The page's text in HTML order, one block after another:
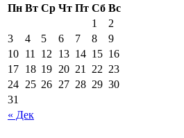
Пн Вт Ср Чт Пт Сб Вс
« Дек
1
2
3
4 5 6 7 8
9
10 11 12 13 14 15 16
17 18 19 20 21 22 23
24 25 26 27 28 29 30
31